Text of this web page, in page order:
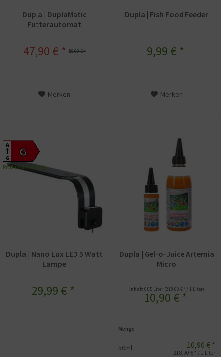
Dupla | DuplaMatic
Futterautomat
59,90 € *
47,90 € *
Merken
Dupla | Fish Food Feeder
9,99 € *
Merken
G
A
G
Produktdatenblatt
Dupla | Nano Lux LED 5 Watt
Lampe
29,99 € *
Dupla | Gel-o-Juice Artemia
Micro
Inhalt 0.05 Liter (218,00 € * / 1 Liter)
10,90 € *
Menge
50ml 10,90 € *
218,00 € * / 1 Liter